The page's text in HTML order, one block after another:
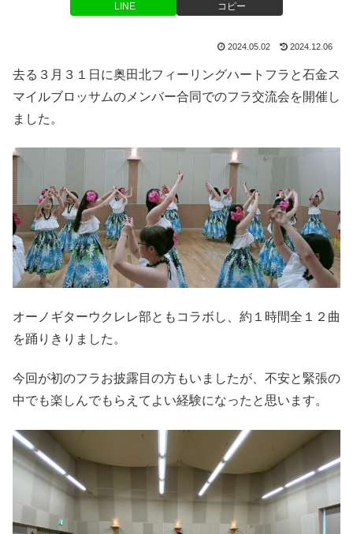
LINE コピー
2024.05.02 2024.12.06
去る３月３１日に奥田北フィーリングハートフラと石金ス
マイルブロッサムのメンバー合同でのフラ交流会を開催し
ました。
オーノギターウクレレ部ともコラボし、約１時間全１２曲
を踊りきりました。
今回が初のフラお披露目の方もいましたが、不安と緊張の
中でも楽しんでもらえてよい経験になったと思います。